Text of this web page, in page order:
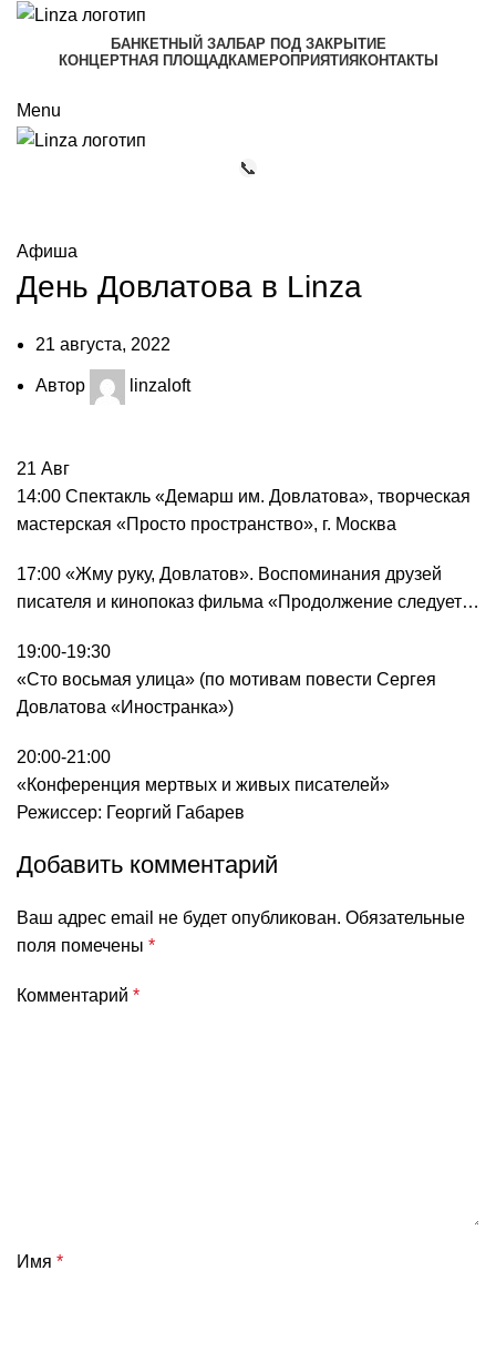
БАНКЕТНЫЙ ЗАЛ БАР ПОД ЗАКРЫТИЕ
КОНЦЕРТНАЯ ПЛОЩАДКАМЕРОПРИЯТИЯ КОНТАКТЫ
Menu
📞
Афиша
День Довлатова в Linza
21 августа, 2022
Автор linzaloft
21 Авг
14:00 Спектакль «Демарш им. Довлатова», творческая
мастерская «Просто пространство», г. Москва
17:00 «Жму руку, Довлатов». Воспоминания друзей
писателя и кинопоказ фильма «Продолжение следует…
19:00-19:30
«Сто восьмая улица» (по мотивам повести Сергея
Довлатова «Иностранка»)
20:00-21:00
«Конференция мертвых и живых писателей»
Режиссер: Георгий Габарев
Добавить комментарий
Ваш адрес email не будет опубликован. Обязательные
поля помечены *
Комментарий *
Имя *